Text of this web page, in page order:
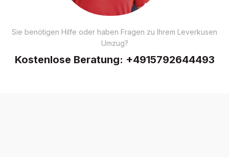
Sie benötigen Hilfe oder haben Fragen zu Ihrem Leverkusen
Umzug?
Kostenlose Beratung: +4915792644493